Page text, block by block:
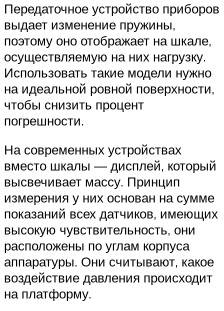
Передаточное устройство приборов
выдает изменение пружины,
поэтому оно отображает на шкале,
осуществляемую на них нагрузку.
Использовать такие модели нужно
на идеальной ровной поверхности,
чтобы снизить процент
погрешности.
На современных устройствах
вместо шкалы — дисплей, который
высвечивает массу. Принцип
измерения у них основан на сумме
показаний всех датчиков, имеющих
высокую чувствительность, они
расположены по углам корпуса
аппаратуры. Они считывают, какое
воздействие давления происходит
на платформу.